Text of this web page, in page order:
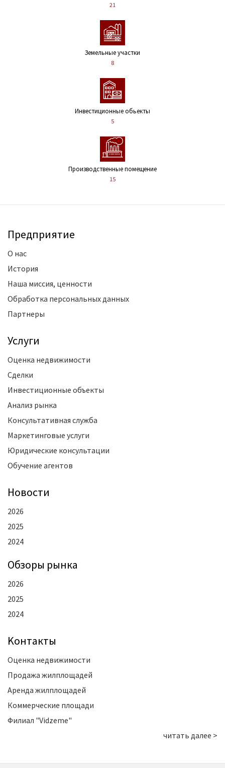
21
Земельные участки
8
Инвестиционные обьекты
5
Производственные помещение
15
Предприятие
О нас
История
Наша миссия, ценности
Обработка персональных данных
Партнеры
Услуги
Оценка недвижимости
Сделки
Инвестиционные объекты
Анализ рынка
Консультативная служба
Маркетинговые услуги
Юридические консультации
Обучение агентов
Новости
2026
2025
2024
Oбзоры рынка
2026
2025
2024
Kонтакты
Оценка недвижимости
Продажа жилплощадей
Аренда жилплощадей
Коммерческие площади
Филиал "Vidzeme"
читать далее >